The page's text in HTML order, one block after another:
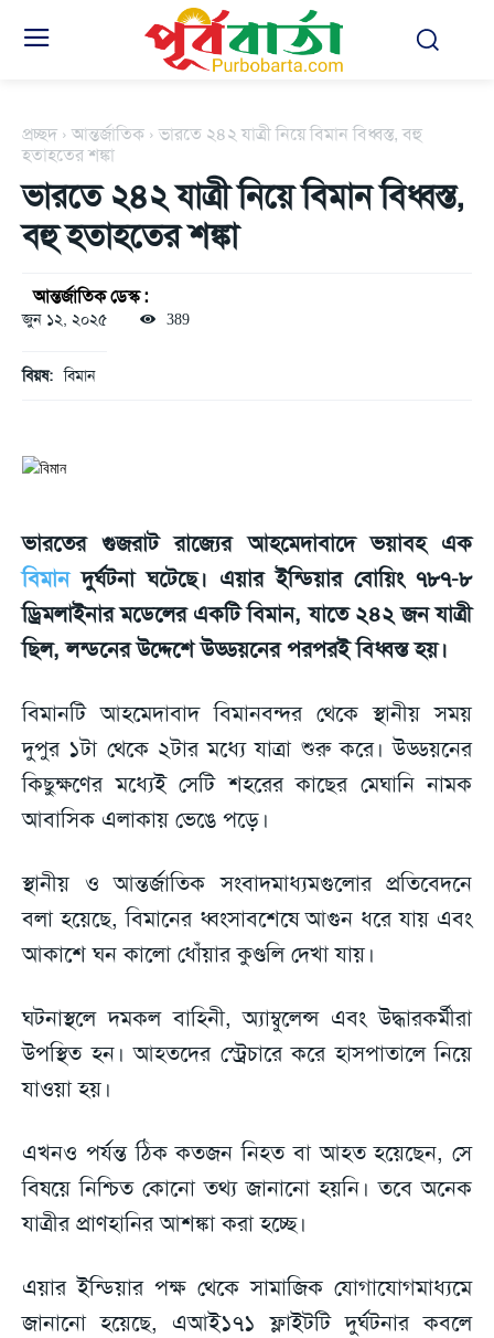
প্রচ্ছদ আন্তর্জাতিক
ভারতে ২৪২ যাত্রী নিয়ে বিমান বিধ্বস্ত, বহু
হতাহতের শঙ্কা
ভারতে ২৪২ যাত্রী নিয়ে বিমান বিধ্বস্ত,
বহু হতাহতের শঙ্কা
আন্তর্জাতিক ডেস্ক :
জুন ১২, ২০২৫ 389
বিয়ষ: বিমান
ভারতের গুজরাট রাজ্যের আহমেদাবাদে ভয়াবহ এক
বিমানদুর্ঘটনা ঘটেছে। এয়ার ইন্ডিয়ার বোয়িং ৭৮৭-৮
ড্রিমলাইনার মডেলের একটি বিমান, যাতে ২৪২ জন যাত্রী
ছিল, লন্ডনের উদ্দেশে উড্ডয়নের পরপরই বিধ্বস্ত হয়।
বিমানটি আহমেদাবাদ বিমানবন্দর থেকে স্থানীয় সময়
দুপুর ১টা থেকে ২টার মধ্যে যাত্রা শুরু করে। উড্ডয়নের
কিছুক্ষণের মধ্যেই সেটি শহরের কাছের মেঘানি নামক
আবাসিক এলাকায় ভেঙে পড়ে।
স্থানীয় ও আন্তর্জাতিক সংবাদমাধ্যমগুলোর প্রতিবেদনে
বলা হয়েছে, বিমানের ধ্বংসাবশেষে আগুন ধরে যায় এবং
আকাশে ঘন কালো ধোঁয়ার কুণ্ডলি দেখা যায়।
ঘটনাস্থলে দমকল বাহিনী, অ্যাম্বুলেন্স এবং উদ্ধারকর্মীরা
উপস্থিত হন। আহতদের স্ট্রেচারে করে হাসপাতালে নিয়ে
যাওয়া হয়।
এখনও পর্যন্ত ঠিক কতজন নিহত বা আহত হয়েছেন, সে
বিষয়ে নিশ্চিত কোনো তথ্য জানানো হয়নি। তবে অনেক
যাত্রীর প্রাণহানির আশঙ্কা করা হচ্ছে।
এয়ার ইন্ডিয়ার পক্ষ থেকে সামাজিক যোগাযোগমাধ্যমে
জানানো হয়েছে, এআই১৭১ ফ্লাইটটি দুর্ঘটনার কবলে